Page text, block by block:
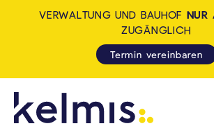
VERWALTUNG UND BAUHOF NUR
ZUGÄNGLICH
Termin vereinbaren